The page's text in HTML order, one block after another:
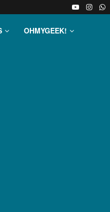
OHMYGEEK!